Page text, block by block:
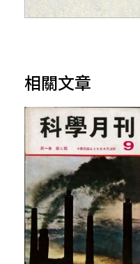
相關文章